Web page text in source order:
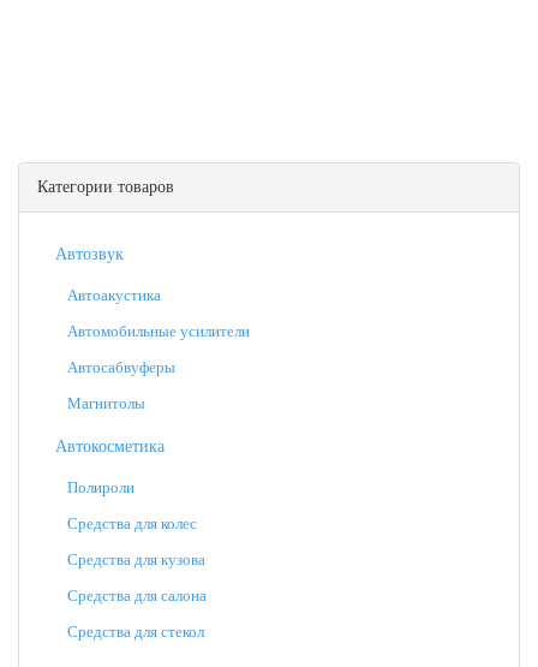
Категории товаров
Автозвук
Автоакустика
Автомобильные усилители
Автосабвуферы
Магнитолы
Автокосметика
Полироли
Средства для колес
Средства для кузова
Средства для салона
Средства для стекол